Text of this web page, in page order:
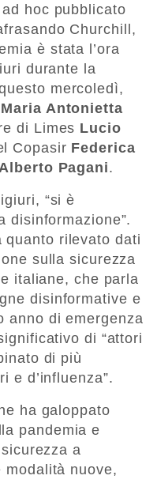
hoc pubblicato
Churchill,
è stata l’ora
durante la
mercoledì,
Maria Antonietta
di Limes Lucio
Copasir Federica
Alberto Pagani.
“si è
disinformazione”.
quanto rilevato dati
sulla sicurezza
italiane, che parla
disinformative e
anno di emergenza
di “attori
di più
e d’influenza”.
ha galoppato
pandemia e
a
modalità nuove,